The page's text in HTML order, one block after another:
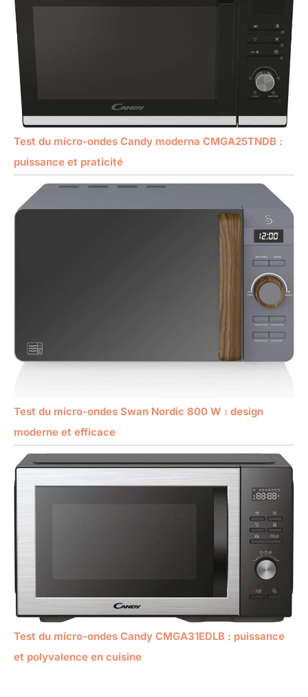
Test du micro-ondes Candy moderna CMGA25TNDB :
puissance et praticité
Test du micro-ondes Swan Nordic 800 W : design
moderne et efficace
Test du micro-ondes Candy CMGA31EDLB : puissance
et polyvalence en cuisine